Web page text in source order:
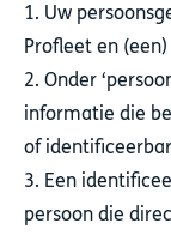
1. Uw
Profleet en
2. Onder
informatie die
of
3. Een
persoon die